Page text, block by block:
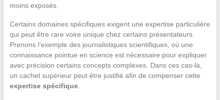
moins exposés.
Certains domaines spécifiques exigent une expertise particulière
qui peut être rare voire unique chez certains présentateurs.
Prenons l’exemple des journalistiques scientifiques, où une
connaissance pointue en science est nécessaire pour expliquer
avec précision certains concepts complexes. Dans ces cas-là,
un cachet supérieur peut être justifié afin de compenser cette
expertise spécifique.